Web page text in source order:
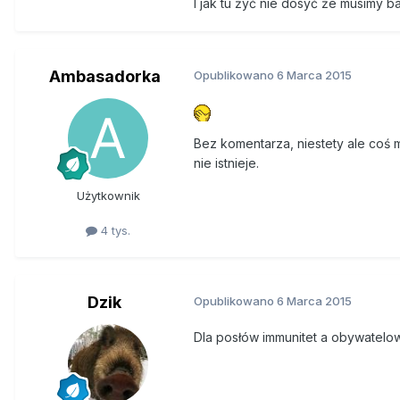
Ministerstwo Finansów
Nowe uprawnienia dla
podatkowych związanych
Ambasadorka
Użytkownik
4 tys.
Opublikowano 6 Marca 2015
Bez komentarza, niestety ale coś
nie istnieje.
Dzik Opublikowano 6 Marca 2015
Dla posłów immunitet a